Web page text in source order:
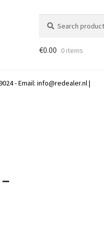
for:
€0.00 0 items
- Email: info@redealer.nl|